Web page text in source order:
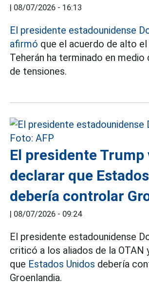
| 08/07/2026 - 16:13
El presidente estadounidense
afirmó que el acuerdo de alto
Teherán ha terminado en medio
de tensiones.
El presidente Trump
declarar que
debería controlar
| 08/07/2026 - 09:24
El presidente estadounidense
criticó a los aliados de la OTAN
que Estados Unidos debería
Groenlandia.